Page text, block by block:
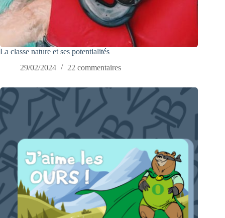
La classe nature et ses potentialités
29/02/2024
22 commentaires